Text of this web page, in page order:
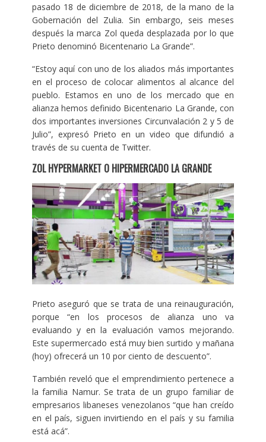
pasado 18 de diciembre de 2018, de la mano de la
Gobernación del Zulia. Sin embargo, seis meses
después la marca Zol queda desplazada por lo que
Prieto denominó Bicentenario La Grande”.
“Estoy aquí con uno de los aliados más importantes
en el proceso de colocar alimentos al alcance del
pueblo. Estamos en uno de los mercado que en
alianza hemos definido Bicentenario La Grande, con
dos importantes inversiones Circunvalación 2 y 5 de
Julio”, expresó Prieto en un video que difundió a
través de su cuenta de Twitter.
ZOL HYPERMARKET O HIPERMERCADO LA GRANDE
Prieto aseguró que se trata de una reinauguración,
porque “en los procesos de alianza uno va
evaluando y en la evaluación vamos mejorando.
Este supermercado está muy bien surtido y mañana
(hoy) ofrecerá un 10 por ciento de descuento”.
También reveló que el emprendimiento pertenece a
la familia Namur. Se trata de un grupo familiar de
empresarios libaneses venezolanos “que han creído
en el país, siguen invirtiendo en el país y su familia
está acá”.